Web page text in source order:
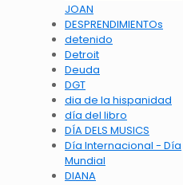
JOAN
DESPRENDIMIENTOs
detenido
Detroit
Deuda
DGT
dia de la hispanidad
día del libro
DÍA DELS MUSICS
Día Internacional - Día
Mundial
DIANA